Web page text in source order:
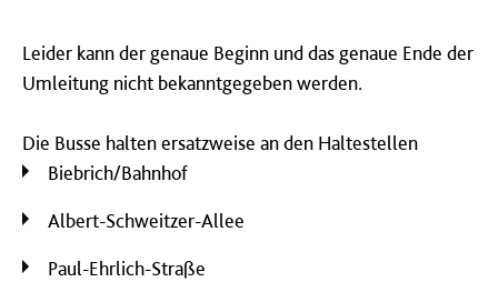
Leider kann der genaue Beginn und das genaue Ende der
Umleitung nicht bekanntgegeben werden.
Die Busse halten ersatzweise an den Haltestellen
Biebrich/Bahnhof
Albert-Schweitzer-Allee
Paul-Ehrlich-Straße